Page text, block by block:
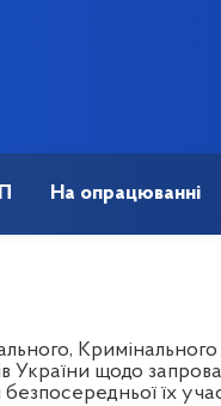
На опрацюванні
України щодо
їх